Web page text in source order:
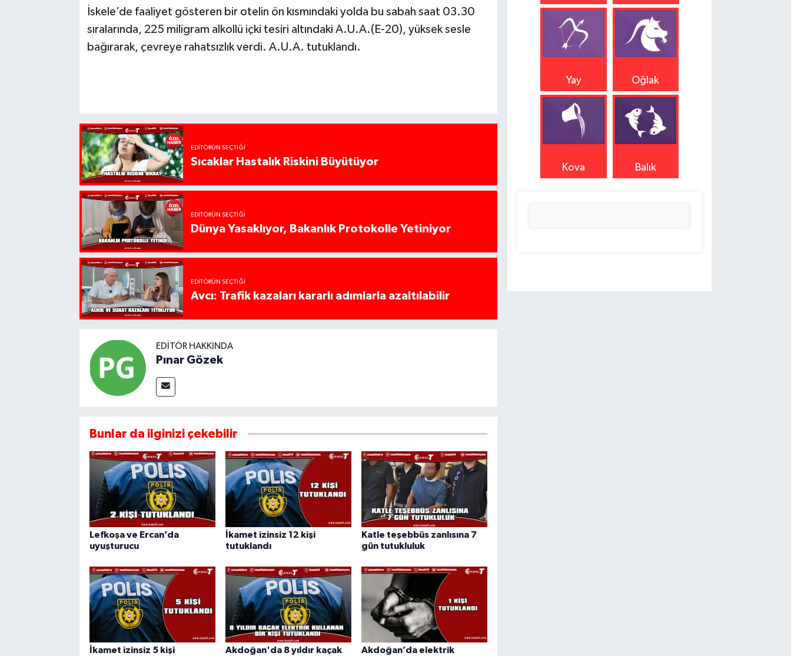
İskele’de faaliyet gösteren bir otelin ön kısmındaki yolda bu sabah saat 03.30
sıralarında, 225 miligram alkollü içki tesiri altındaki A.U.A.(E-20), yüksek sesle
bağırarak, çevreye rahatsızlık verdi. A.U.A. tutuklandı.
EDITÖRÜN SEÇTIĞI
Sıcaklar Hastalık Riskini Büyütüyor
EDITÖRÜN SEÇTIĞI
Dünya Yasaklıyor, Bakanlık Protokolle Yetiniyor
EDITÖRÜN SEÇTIĞI
Avcı: Trafik kazaları kararlı adımlarla azaltılabilir
EDITÖR HAKKINDA
Pınar Gözek
Bunlar da ilginizi çekebilir
Lefkoşa ve Ercan’da
uyuşturucu
İkamet izinsiz 12 kişi
tutuklandı
Katle teşebbüs zanlısına 7
gün tutukluluk
İkamet izinsiz 5 kişi
Akdoğan'da 8 yıldır kaçak
Akdoğan’da elektrik
Yay Oğlak
Kova Balık